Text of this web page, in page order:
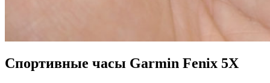
Спортивные часы Garmin Fenix 5X